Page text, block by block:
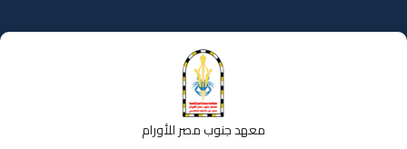
إلى
المحتوى
معهد جنوب مصر للأورام